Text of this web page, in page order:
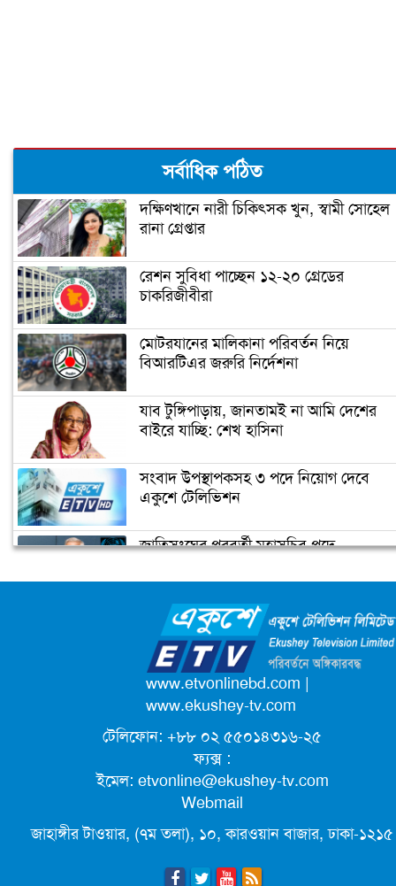
ঝালকাঠিতে পিলার চোরাচালান চক্রের ৮
সদস্য আটক
নারায়ণগঞ্জে গুদাম পরিষ্কার করতে গিয়ে ২
নারায়ণগঞ্জ পাসপোর্ট অফিসে ভাঙচুর,
কানাডা প্রবাসী আটক
করলো সন্ত্রাসীরা
ডিসির বাসভবনে পুলিশ কনস্টেবলের
আত্মহত্যা
উপজেলা ছাত্রলীগের নতুন কমিটি
আনন্দ মিছিল
সর্বাধিক পঠিত
দক্ষিণখানে নারী চিকিৎসক খুন, স্বামী সোহেল
রানা গ্রেপ্তার
রেশন সুবিধা পাচ্ছেন ১২-২০ গ্রেডের
চাকরিজীবীরা
মোটরযানের মালিকানা পরিবর্তন নিয়ে
বিআরটিএর জরুরি নির্দেশনা
যাব টুঙ্গিপাড়ায়, জানতামই না আমি দেশের
বাইরে যাচ্ছি: শেখ হাসিনা
সংবাদ উপস্থাপকসহ ৩ পদে নিয়োগ দেবে
একুশে টেলিভিশন
জাতিসংঘের পরবর্তী মহাসচিব পদে
ক্যাম্পাস অ্যাম্বাসেডর নিয়োগ দিচ্ছে একুশে
টেলিভিশন
পদোন্নতি পেয়ে সচিব হলেন ২ কর্মকর্তা
লিগ্যাল এইডের মাধ্যমে সন্তান ফিরে পেল
সেই কিশোরী মা জুঁই
জেট ফুয়েলের দাম কমলো লিটারে ১৯ টাকা
www.etvonlinebd.com |
www.ekushey-tv.com
টেলিফোন: +৮৮ ০২ ৫৫০১৪৩১৬-২৫
ফ্যক্স :
ইমেল: etvonline@ekushey-tv.com
Webmail
জাহাঙ্গীর টাওয়ার, (৭ম তলা), ১০, কারওয়ান বাজার, ঢাকা-১২১৫